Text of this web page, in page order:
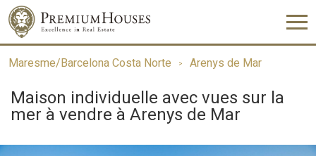
Maresme/Barcelona Costa Norte Arenys de Mar
Maison individuelle avec vues sur la
mer à vendre à Arenys de Mar